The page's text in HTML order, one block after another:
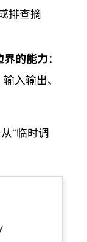
排查摘
界的能力：
入输出、
“临时调